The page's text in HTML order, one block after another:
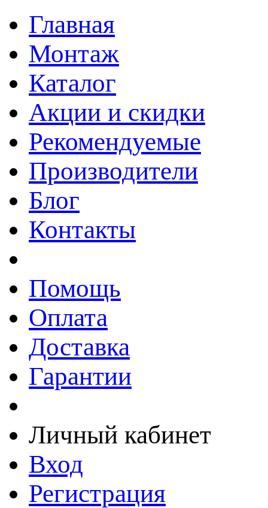
Главная
Монтаж
Каталог
Акции и скидки
Рекомендуемые
Производители
Блог
Контакты
Помощь
Оплата
Доставка
Гарантии
Личный кабинет
Вход
Регистрация